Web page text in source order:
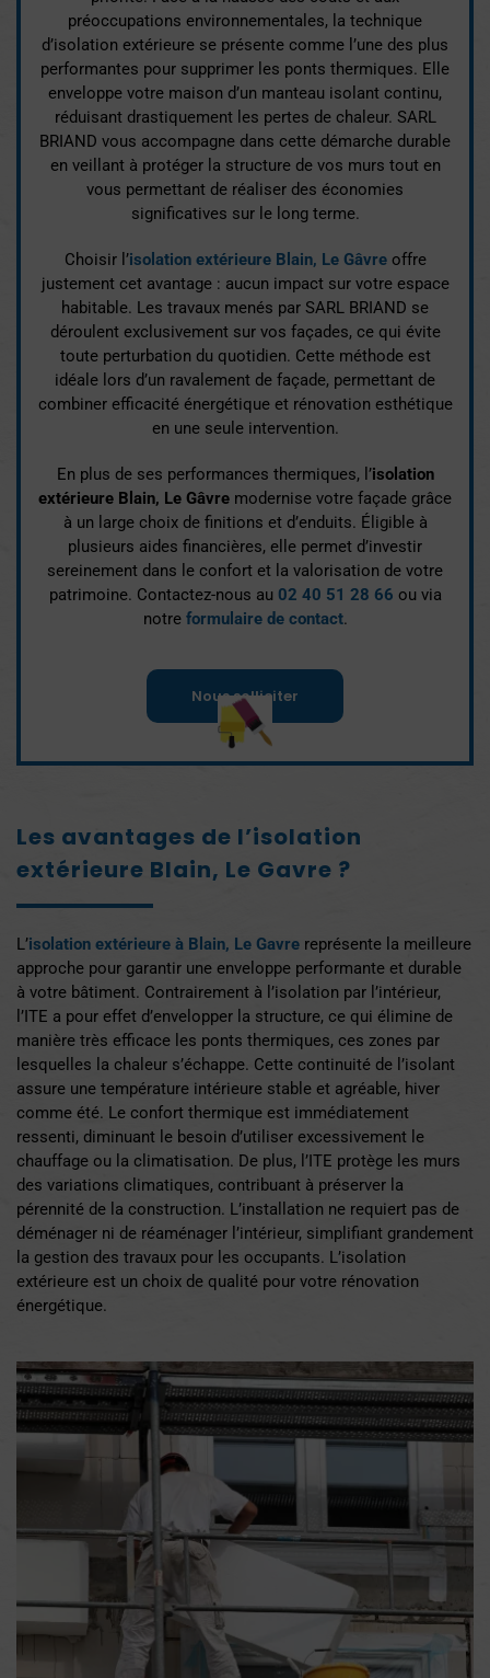
préoccupations environnementales, la technique
d’isolation extérieure se présente comme l’une des plus
performantes pour supprimer les ponts thermiques. Elle
enveloppe votre maison d’un manteau isolant continu,
réduisant drastiquement les pertes de chaleur. SARL
BRIAND vous accompagne dans cette démarche durable
en veillant à protéger la structure de vos murs tout en
vous permettant de réaliser des économies
significatives sur le long terme.
Choisir l’isolation extérieure Blain, Le Gâvreoffre
justement cet avantage : aucun impact sur votre espace
habitable. Les travaux menés par SARL BRIAND se
déroulent exclusivement sur vos façades, ce qui évite
toute perturbation du quotidien. Cette méthode est
idéale lors d’un ravalement de façade, permettant de
combiner efficacité énergétique et rénovation esthétique
en une seule intervention.
En plus de ses performances thermiques, l’isolation
extérieure Blain, Le Gâvre modernise votre façade grâce
à un large choix de finitions et d’enduits. Éligible à
plusieurs aides financières, elle permet d’investir
sereinement dans le confort et la valorisation de votre
patrimoine. Contactez-nous au 02 40 51 28 66 ou via
notre formulaire de contact.
Nous solliciter
Les avantages de l’isolation
extérieure Blain, Le Gavre ?
L’isolation extérieure à Blain, Le Gavre représente la meilleure
approche pour garantir une enveloppe performante et durable
à votre bâtiment. Contrairement à l’isolation par l’intérieur,
l’ITE a pour effet d’envelopper la structure, ce qui élimine de
manière très efficace les ponts thermiques, ces zones par
lesquelles la chaleur s’échappe. Cette continuité de l’isolant
assure une température intérieure stable et agréable, hiver
comme été. Le confort thermique est immédiatement
ressenti, diminuant le besoin d’utiliser excessivement le
chauffage ou la climatisation. De plus, l’ITE protège les murs
des variations climatiques, contribuant à préserver la
pérennité de la construction. L’installation ne requiert pas de
déménager ni de réaménager l’intérieur, simplifiant grandement
la gestion des travaux pour les occupants. L’isolation
extérieure est un choix de qualité pour votre rénovation
énergétique.